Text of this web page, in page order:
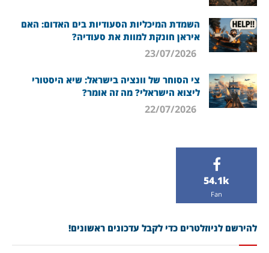
השמדת המיכליות הסעודיות בים האדום: האם
איראן חונקת למוות את סעודיה?
צי הסוחר של וונציה בישראל: שיא היסטורי
ליצוא הישראלי? מה זה אומר?
54.1k
Fan
להירשם לניוזלטרים כדי לקבל עדכונים ראשונים!